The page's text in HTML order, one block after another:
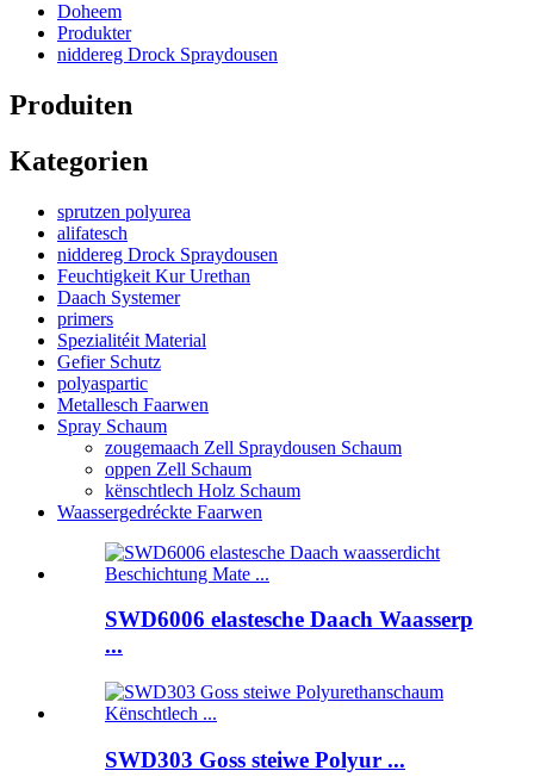
Doheem
Produkter
niddereg Drock Spraydousen
Produiten
Kategorien
sprutzen polyurea
alifatesch
niddereg Drock Spraydousen
Feuchtigkeit Kur Urethan
Daach Systemer
primers
Spezialitéit Material
Gefier Schutz
polyaspartic
Metallesch Faarwen
Spray Schaum
zougemaach Zell Spraydousen Schaum
oppen Zell Schaum
kënschtlech Holz Schaum
Waassergedréckte Faarwen
SWD6006 elastesche Daach Waasserp
...
SWD303 Goss steiwe Polyur ...